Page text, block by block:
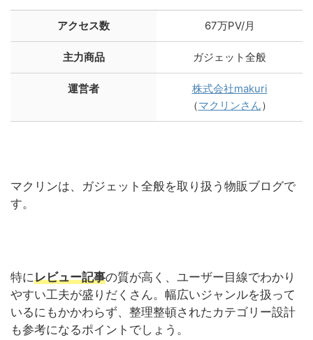
アクセス数 67万PV/月
主力商品 ガジェット全般
運営者
株式会社makuri
（マクリンさん）
マクリンは、ガジェット全般を取り扱う物販ブログで
す。
特にレビュー記事の質が高く、ユーザー目線でわかり
やすい工夫が盛りだくさん。幅広いジャンルを扱って
いるにもかかわらず、整理整頓されたカテゴリー設計
も参考になるポイントでしょう。